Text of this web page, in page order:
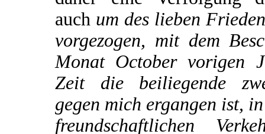
auch um des lieben
vorgezogen, mit dem
Monat October vorigen
Zeit die beiliegende
gegen mich ergangen ist,
freundschaftlichen